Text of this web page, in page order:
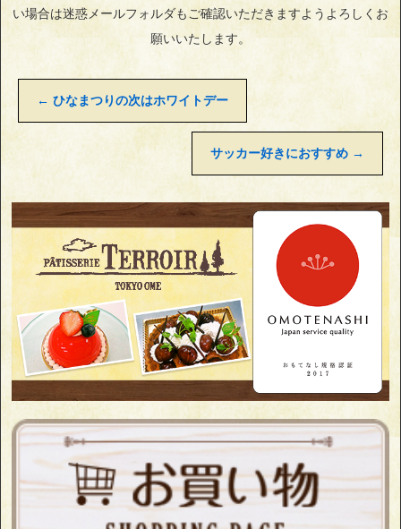
い場合は迷惑メールフォルダもご確認いただきますようよろしくお
願いいたします。
← ひなまつりの次はホワイトデー
サッカー好きにおすすめ →